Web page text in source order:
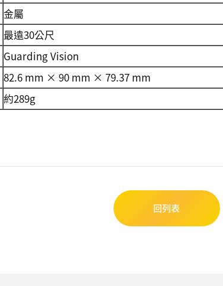
金屬
最遠30公尺
Guarding Vision
82.6 mm × 90 mm × 79.37 mm
約289g
回列表